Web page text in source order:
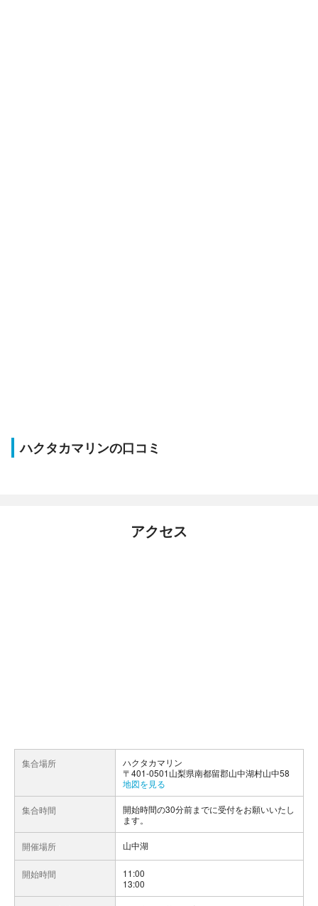
ハクタカマリンの口コミ
アクセス
集合場所
ハクタカマリン
〒401-0501山梨県南都留郡山中湖村山中58
地図を見る
集合時間
開始時間の30分前までに受付をお願いいたし
ます。
開催場所 山中湖
開始時間
11:00
13:00